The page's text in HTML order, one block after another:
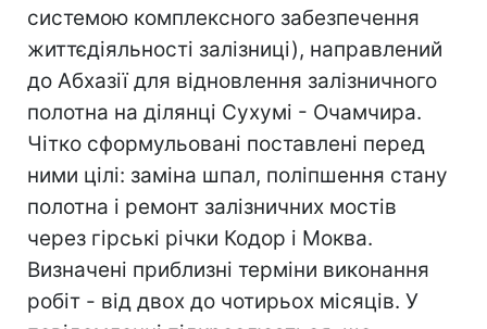
системою комплексного забезпечення
життєдіяльності залізниці), направлений
до Абхазії для відновлення залізничного
полотна на ділянці Сухумі - Очамчира.
Чітко сформульовані поставлені перед
ними цілі: заміна шпал, поліпшення стану
полотна і ремонт залізничних мостів
через гірські річки Кодор і Моква.
Визначені приблизні терміни виконання
робіт - від двох до чотирьох місяців. У